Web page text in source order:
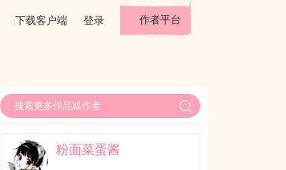
下载客户端 登录 作者平台
粉面菜蛋酱